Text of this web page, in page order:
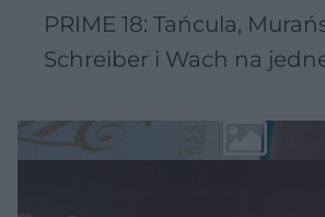
PRIME 18: Tańcula,
Schreiber i Wach na